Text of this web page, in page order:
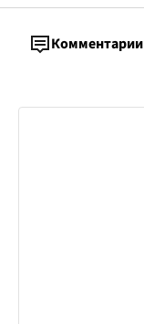
Комментарии